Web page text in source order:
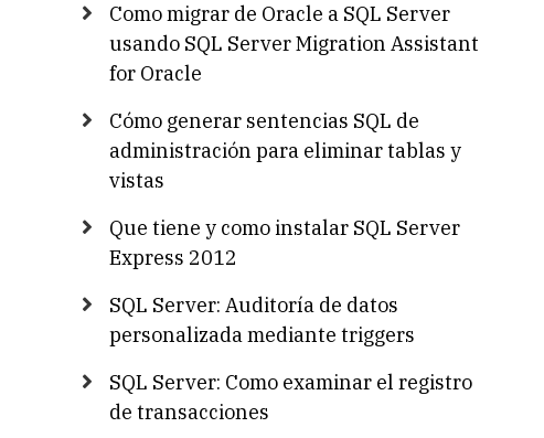
Como migrar de Oracle a SQL Server
usando SQL Server Migration Assistant
for Oracle
Cómo generar sentencias SQL de
administración para eliminar tablas y
vistas
Que tiene y como instalar SQL Server
Express 2012
SQL Server: Auditoría de datos
personalizada mediante triggers
SQL Server: Como examinar el registro
de transacciones